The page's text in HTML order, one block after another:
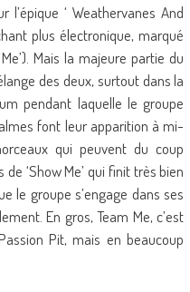
‘ Weathervanes And
plus électronique, marqué
Mais la majeure partie du
des deux, surtout dans la
pendant laquelle le groupe
font leur apparition à mi-
qui peuvent du coup
‘Show Me’ qui finit très bien
le groupe s’engage dans ses
En gros, Team Me, c’est
Pit, mais en beaucoup